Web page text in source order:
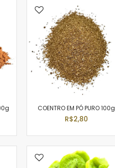
COENTRO EM PÓ PURO 100g
R$2,80